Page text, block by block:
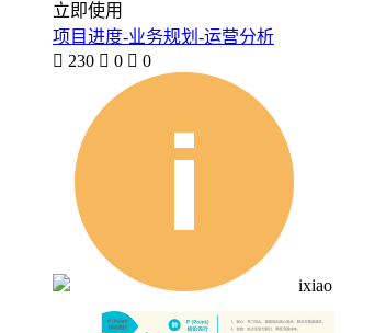
立即使用
项目进度-业务规划-运营分析
 230  0  0
ixiao